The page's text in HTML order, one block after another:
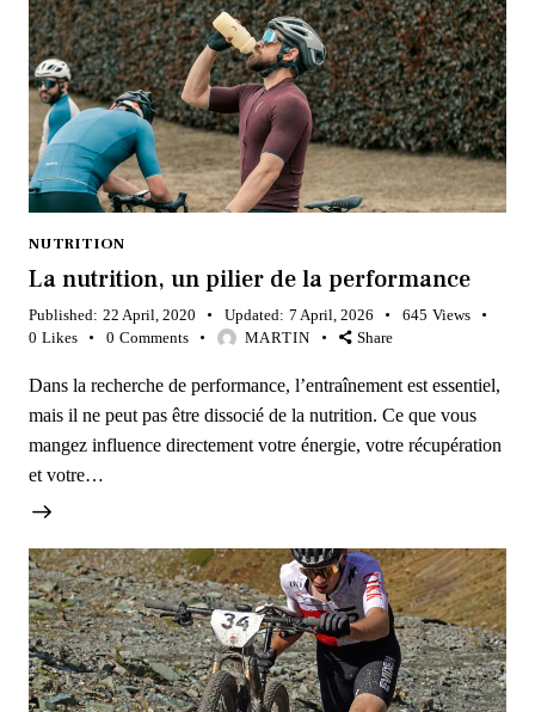
NUTRITION
La nutrition, un pilier de la performance
Published: 22 April, 2020 Updated: 7 April, 2026 645 Views
0 Likes 0 Comments MARTIN Share
Dans la recherche de performance, l’entraînement est essentiel,
mais il ne peut pas être dissocié de la nutrition. Ce que vous
mangez influence directement votre énergie, votre récupération
et votre…